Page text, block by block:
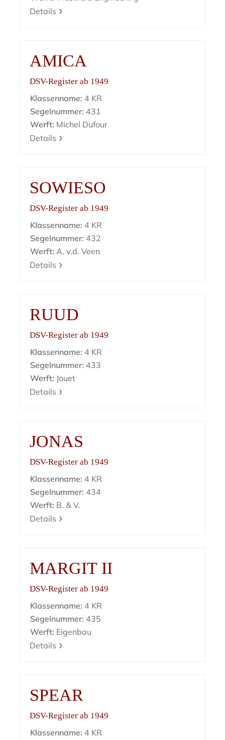
Details
AMICA
DSV-Register ab 1949
Klassenname: 4 KR
Segelnummer: 431
Werft: Michel Dufour
Details
SOWIESO
DSV-Register ab 1949
Klassenname: 4 KR
Segelnummer: 432
Werft: A. v.d. Veen
Details
RUUD
DSV-Register ab 1949
Klassenname: 4 KR
Segelnummer: 433
Werft: Jouet
Details
JONAS
DSV-Register ab 1949
Klassenname: 4 KR
Segelnummer: 434
Werft: B. & V.
Details
MARGIT II
DSV-Register ab 1949
Klassenname: 4 KR
Segelnummer: 435
Werft: Eigenbau
Details
SPEAR
DSV-Register ab 1949
Klassenname: 4 KR